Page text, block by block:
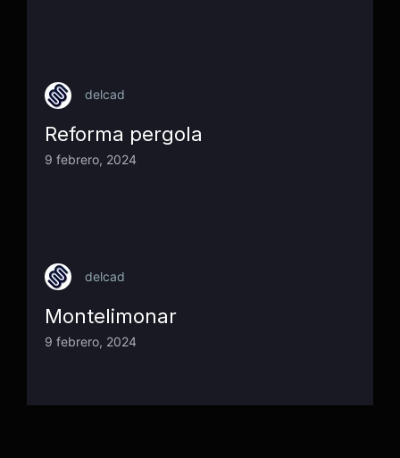
delcad
Reforma pergola
9 febrero, 2024
delcad
Montelimonar
9 febrero, 2024